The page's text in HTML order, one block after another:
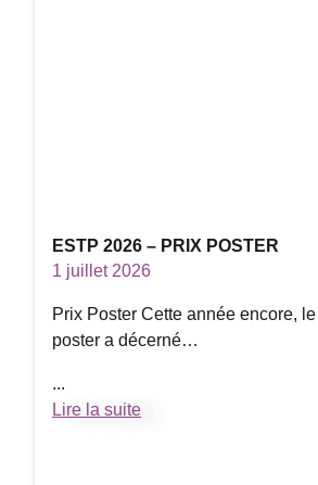
ESTP 2026 – PRIX POSTER
1 juillet 2026
Prix Poster Cette année encore,
poster a décerné…
...
Lire la suite